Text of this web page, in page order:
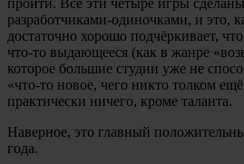
разработчиками-одиночками, и это,
достаточно хорошо подчёркивает,
что-то выдающееся (как в жанре
которое большие студии уже не
«что-то новое, чего никто толком
практически ничего, кроме таланта.
Наверное, это главный
года.